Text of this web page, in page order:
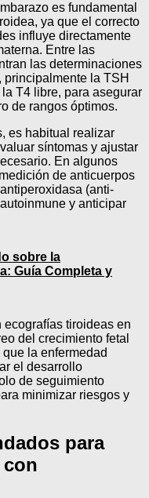
es fundamental
ya que el correcto
influye directamente
Entre las
las determinaciones
, principalmente la TSH
T4 libre, para asegurar
de rangos óptimos.
es habitual realizar
síntomas y ajustar
En algunos
de anticuerpos
(anti-
y anticipar
sobre la
Guía Completa y
tiroideas en
del crecimiento fetal
la enfermedad
el desarrollo
de seguimiento
minimizar riesgos y
para
con